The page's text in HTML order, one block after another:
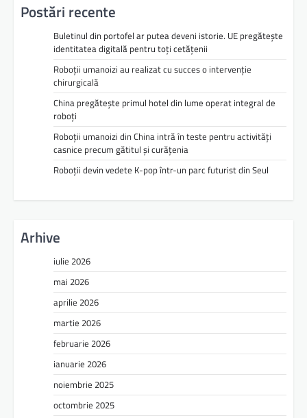
Postări recente
Buletinul din portofel ar putea deveni istorie. UE pregătește
identitatea digitală pentru toți cetățenii
Roboții umanoizi au realizat cu succes o intervenție
chirurgicală
China pregătește primul hotel din lume operat integral de
roboți
Roboții umanoizi din China intră în teste pentru activități
casnice precum gătitul și curățenia
Roboții devin vedete K-pop într-un parc futurist din Seul
Arhive
iulie 2026
mai 2026
aprilie 2026
martie 2026
februarie 2026
ianuarie 2026
noiembrie 2025
octombrie 2025